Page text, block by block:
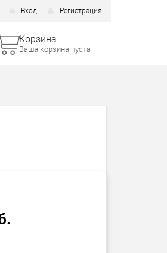
Вход Регистрация
Корзина
Ваша корзина пуста